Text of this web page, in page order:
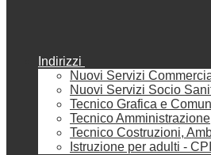
Indirizzi
Nuovi Servizi
Nuovi Servizi Socio
Tecnico Grafica e
Tecnico
Tecnico Costruzioni,
Istruzione per adulti -